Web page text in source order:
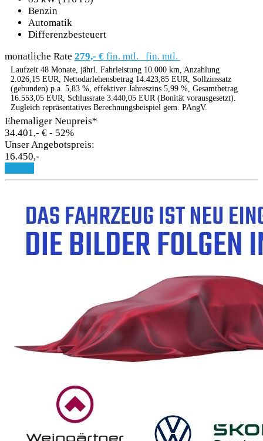
Benzin
Automatik
Differenzbesteuert
monatliche Rate 279,- € fin. mtl. fin. mtl.
Laufzeit 48 Monate, jährl. Fahrleistung 10.000 km, Anzahlung
2.026,15 EUR, Nettodarlehensbetrag 14.423,85 EUR, Sollzinssatz
(gebunden) p.a. 5,83 %, effektiver Jahreszins 5,99 %, Gesamtbetrag
16.553,05 EUR, Schlussrate 3.440,05 EUR (Bonität vorausgesetzt).
Zugleich repräsentatives Berechnungsbeispiel gem. PAngV.
Ehemaliger Neupreis*
34.401,- € - 52%
Unser Angebotspreis:
16.450,-